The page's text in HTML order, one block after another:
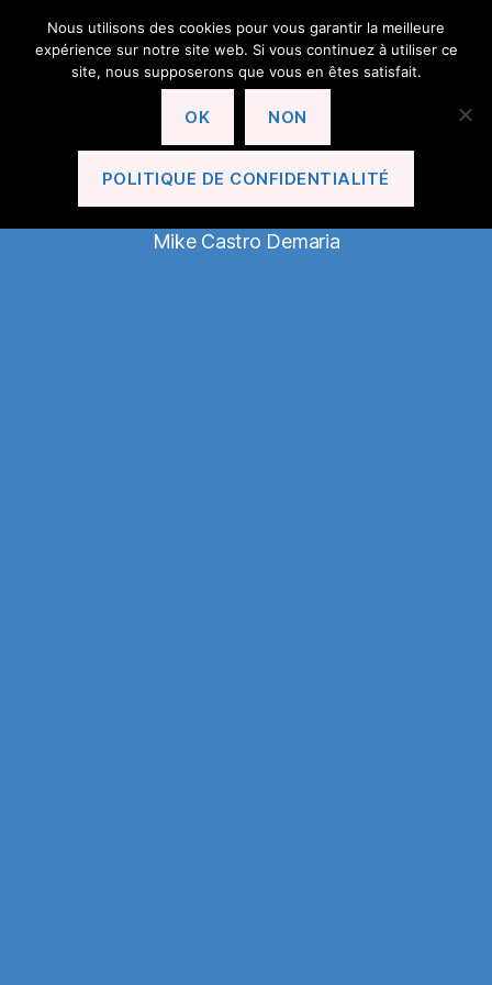
En Avant Le Cannet!
Mike Castro Demaria
Nous utilisons des cookies pour vous garantir la meilleure
expérience sur notre site web. Si vous continuez à utiliser ce
site, nous supposerons que vous en êtes satisfait.
OK NON
POLITIQUE DE CONFIDENTIALITÉ